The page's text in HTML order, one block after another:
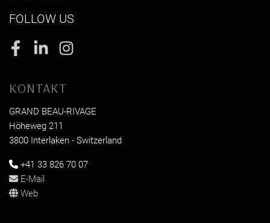
FOLLOW US
FacebookLinkedInInstagram
KONTAKT
GRAND BEAU-RIVAGE
Höheweg 211
3800 Interlaken - Switzerland
+41 33 826 70 07
E-Mail
Web